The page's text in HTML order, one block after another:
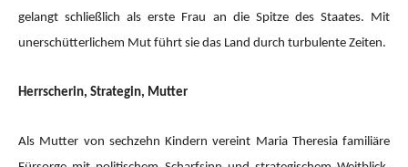
gelangt schließlich als erste Frau an die Spitze des Staates. Mit
unerschütterlichem Mut führt sie das Land durch turbulente Zeiten.
Herrscherin, Strategin, Mutter
Als Mutter von sechzehn Kindern vereint Maria Theresia familiäre